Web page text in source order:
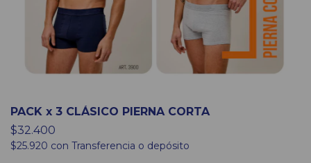
PACK x 3 CLÁSICO PIERNA CORTA
$32.400
$25.920 con Transferencia o depósito